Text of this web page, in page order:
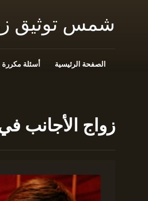
شمس توثيق
الصفحة الرئيسية أسئلة مكررة
زواج الأجانب